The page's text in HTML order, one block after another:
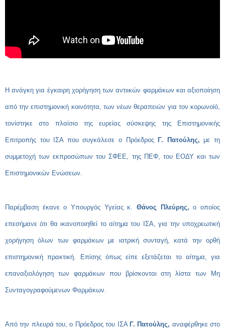
Η ανάγκη για έγκαιρη χορήγηση των αντιικών φαρμάκων και αξιοποίηση
από την επιστημονική κοινότητα, των νέων θεραπειών για τον κορωνοϊό,
τονίστηκε στο πλαίσιο της ευρείας σύσκεψης της Επιστημονικής
Επιτροπής του ΙΣΑ που συγκάλεσε ο Πρόεδρος Γ. Πατούλης,με τη
συμμετοχή των εκπροσώπων του ΣΦΕΕ, της ΠΕΦ, του ΕΟΔΥ και των
Επιστημονικών Ενώσεων.
Παρέμβαση έκανε ο Υπουργός Υγείας κ. Θάνος Πλεύρης, ο οποίος
επεσήμανε ότι θα ικανοποιηθεί το αίτημα του ΙΣΑ, για την υποχρεωτική
χορήγηση όλων των φαρμάκων με ιατρική συνταγή, κατά την ορθή
επιστημονική πρακτική. Επίσης όπως είπε εξετάζεται το αίτημα, για
επαναξιολόγηση των φαρμάκων που βρίσκονται στη λίστα των Μη
Συνταγογραφούμενων Φαρμάκων.
Από την πλευρά του, ο Πρόεδρος του ΙΣΑ Γ. Πατούλης, αναφέρθηκε στο